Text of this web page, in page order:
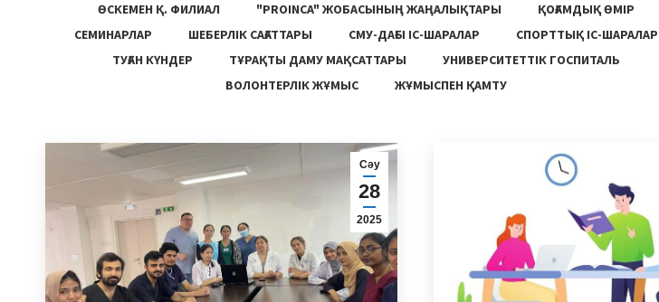
ӨСКЕМЕН Қ. ФИЛИАЛ
"PROINCA" ЖОБАСЫНЫҢ ЖАҢАЛЫҚТАРЫ
ҚОҒАМДЫҚ ӨМІР
СЕМИНАРЛАР
ШЕБЕРЛІК САҒАТТАРЫ СМУ-ДАҒЫ ІС-ШАРАЛАР
СПОРТТЫҚ ІС-ШАРАЛАР
ТУҒАН КҮНДЕР
ТҰРАҚТЫ ДАМУ МАҚСАТТАРЫ
УНИВЕРСИТЕТТІК ГОСПИТАЛЬ
ВОЛОНТЕРЛІК ЖҰМЫС
ЖҰМЫСПЕН ҚАМТУ
Сәу
28
2025